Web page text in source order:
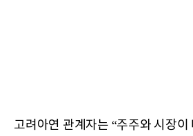
고려아연 관계자는 “주주와 시장